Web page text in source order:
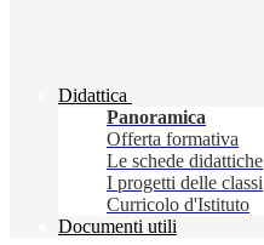
Didattica
Panoramica
Offerta formativa
Le schede didattiche
I progetti delle classi
Curricolo d'Istituto
Documenti utili